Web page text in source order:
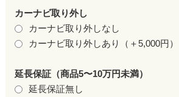
カーナビ取り外し
カーナビ取り外しなし
カーナビ取り外しあり（＋5,000円）
延長保証（商品5〜10万円未満）
延長保証無し